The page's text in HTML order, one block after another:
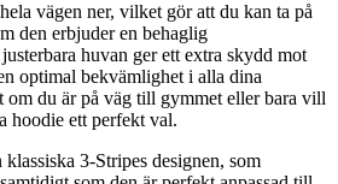
vägen ner, vilket gör att du kan ta på
den erbjuder en behaglig
huvan ger ett extra skydd mot
optimal bekvämlighet i alla dina
om du är på väg till gymmet eller bara vill
hoodie ett perfekt val.
3-Stripes designen, som